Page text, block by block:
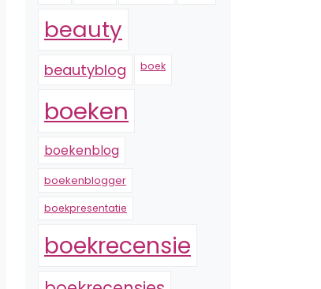
beauty
beautyblog boek
boeken
boekenblog
boekenblogger
boekpresentatie
boekrecensie